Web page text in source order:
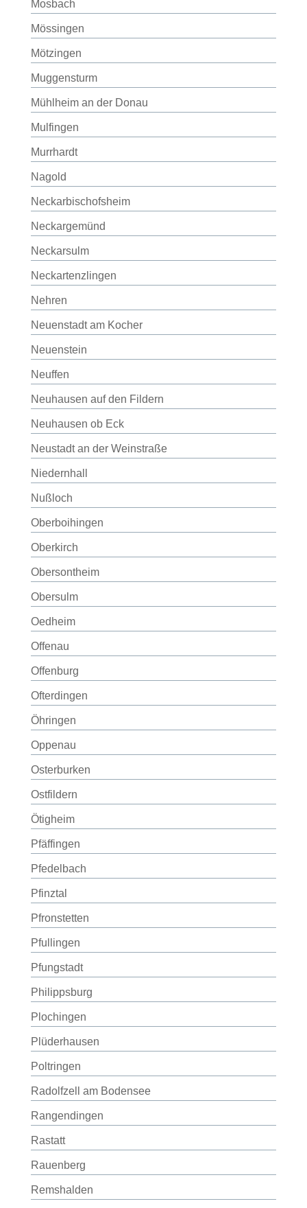
Mosbach
Mössingen
Mötzingen
Muggensturm
Mühlheim an der Donau
Mulfingen
Murrhardt
Nagold
Neckarbischofsheim
Neckargemünd
Neckarsulm
Neckartenzlingen
Nehren
Neuenstadt am Kocher
Neuenstein
Neuffen
Neuhausen auf den Fildern
Neuhausen ob Eck
Neustadt an der Weinstraße
Niedernhall
Nußloch
Oberboihingen
Oberkirch
Obersontheim
Obersulm
Oedheim
Offenau
Offenburg
Ofterdingen
Öhringen
Oppenau
Osterburken
Ostfildern
Ötigheim
Pfäffingen
Pfedelbach
Pfinztal
Pfronstetten
Pfullingen
Pfungstadt
Philippsburg
Plochingen
Plüderhausen
Poltringen
Radolfzell am Bodensee
Rangendingen
Rastatt
Rauenberg
Remshalden